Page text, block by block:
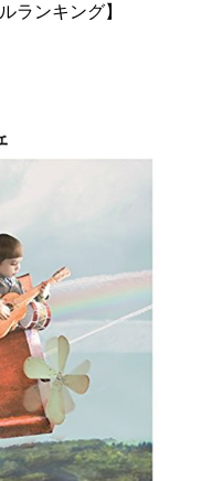
ランキング】